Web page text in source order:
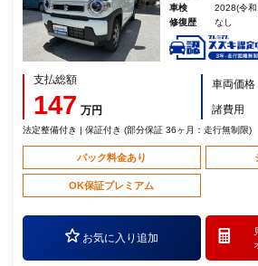
車検
2028(令
修復歴
なし
支払総額
147 万円
車両価格
諸費用
法定整備付き | 保証付き (部分保証 36ヶ月：走行無制限)
パック料金あり
OK保証プレミアム
お気に入り追加